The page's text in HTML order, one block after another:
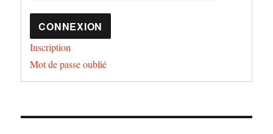
CONNEXION
Inscription
Mot de passe oublié